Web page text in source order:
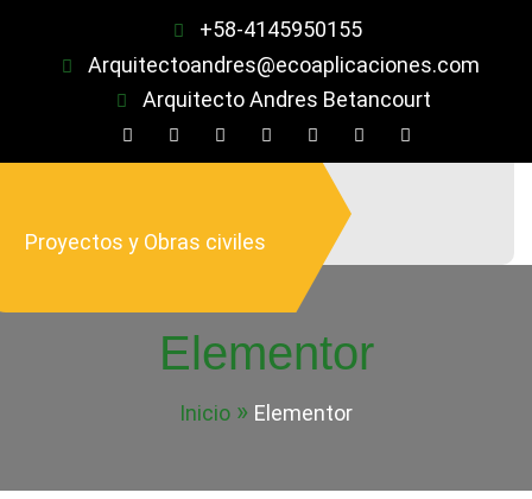
contenido
+58-4145950155
Arquitectoandres@ecoaplicaciones.com
Arquitecto Andres Betancourt
Proyectos y Obras civiles
Elementor
Inicio Elementor